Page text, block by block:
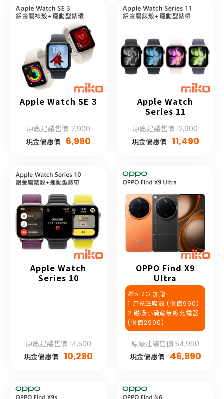
Apple Watch SE 3
原廠建議售價 7,900
現金優惠價 6,990
Apple Watch
Series 11
原廠建議售價 12,900
現金優惠價 11,490
Apple Watch
Series 10
原廠建議售價 14,500
現金優惠價 10,290
OPPO Find X9
Ultra
🎁512G 加贈
1.流光磁吸殼 (價值990)
2.磁吸小渦輪無線充電器
(價值2990)
原廠建議售價 54,990
現金優惠價 46,990